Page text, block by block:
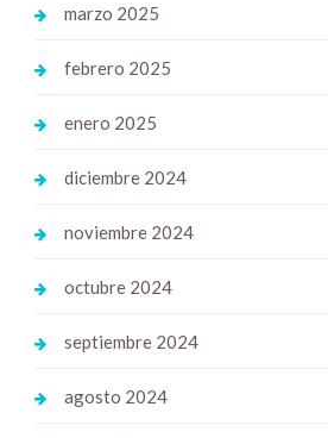
marzo 2025
febrero 2025
enero 2025
diciembre 2024
noviembre 2024
octubre 2024
septiembre 2024
agosto 2024